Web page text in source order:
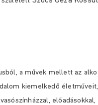
a művek mellett az
kiemelkedő